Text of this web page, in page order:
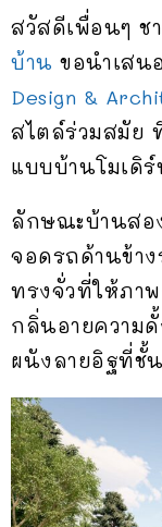
สวัสดีเพื่อนๆ
บ้าน ขอนำเสน
Design &
สไตล์ร่วมสมัย
แบบบ้านโมเดิ
ลักษณะบ้านสอ
จอดรถด้านข้า
ทรงจั่วที่ให้ภา
กลิ่นอายความ
ผนังลายอิฐที่ชั้